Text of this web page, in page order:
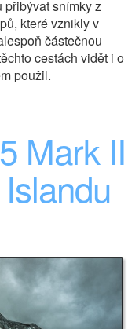
snímky z
které vznikly v
částečnou
cestách vidět i o
použil.
Mark II